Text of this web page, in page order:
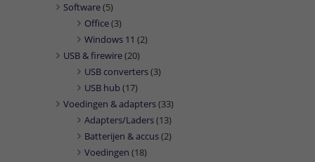
Software(5)
Office(3)
Windows 11 (2)
USB & firewire(20)
USB converters(3)
USB hub (17)
Voedingen & adapters(33)
Adapters/Laders(13)
Batterijen & accus(2)
Voedingen (18)